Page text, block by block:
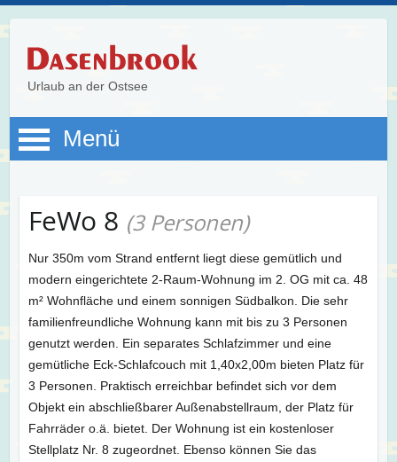
Urlaub an der Ostsee
Menü
FeWo 8 (3 Personen)
Nur 350m vom Strand entfernt liegt diese gemütlich und
modern eingerichtete 2-Raum-Wohnung im 2. OG mit ca. 48
m² Wohnfläche und einem sonnigen Südbalkon. Die sehr
familienfreundliche Wohnung kann mit bis zu 3 Personen
genutzt werden. Ein separates Schlafzimmer und eine
gemütliche Eck-Schlafcouch mit 1,40x2,00m bieten Platz für
3 Personen. Praktisch erreichbar befindet sich vor dem
Objekt ein abschließbarer Außenabstellraum, der Platz für
Fahrräder o.ä. bietet. Der Wohnung ist ein kostenloser
Stellplatz Nr. 8 zugeordnet. Ebenso können Sie das